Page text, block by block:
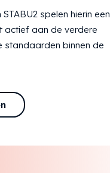
spelen hierin een
actief aan de verdere
standaarden binnen de